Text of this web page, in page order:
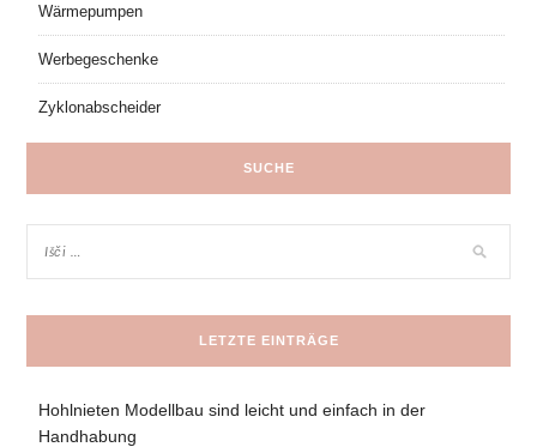
Wärmepumpen
Werbegeschenke
Zyklonabscheider
SUCHE
LETZTE EINTRÄGE
Hohlnieten Modellbau sind leicht und einfach in der
Handhabung